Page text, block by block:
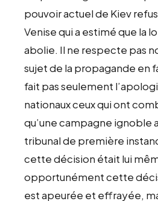
pouvoir actuel de Kiev
Venise qui a estimé que la
abolie. Il ne respecte pas
sujet de la propagande en
fait pas seulement
nationaux ceux qui ont
qu’une campagne ignoble
tribunal de première
cette décision était lui
opportunément cette
est apeurée et effrayée,